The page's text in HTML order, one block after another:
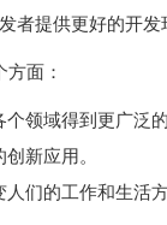
者提供更好的开
面：
领域得到更广泛
新应用。
们的工作和生活